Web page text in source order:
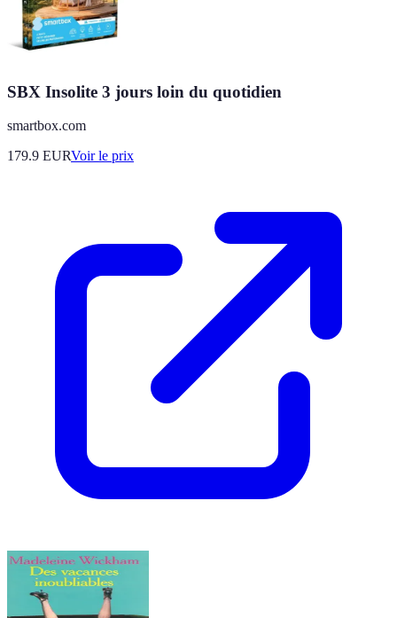
SBX Insolite 3 jours loin du quotidien
smartbox.com
179.9 EURVoir le prix